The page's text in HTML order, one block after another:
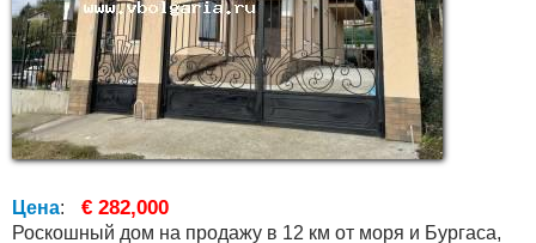
Цена: € 282,000
Роскошный дом на продажу в 12 км от моря и Бургаса,